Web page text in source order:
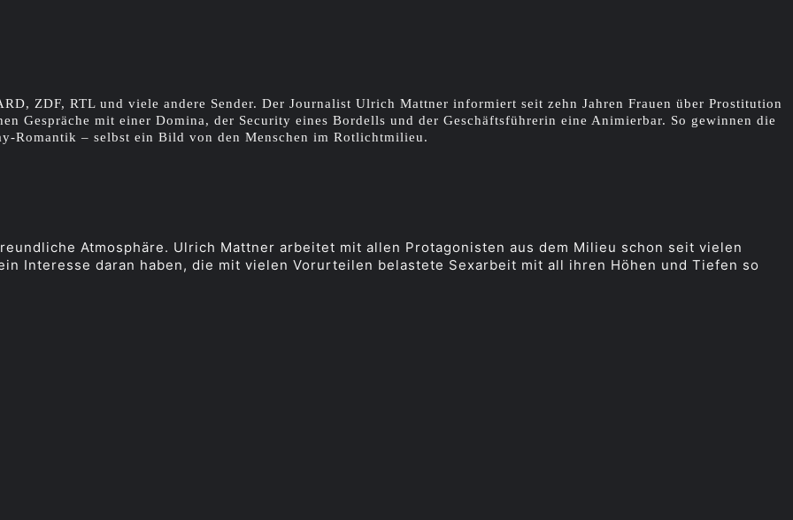
ZDF, RTL und viele andere Sender. Der Journalist Ulrich Mattner informiert seit zehn Jahren Frauen über Prostitution
Gespräche mit einer Domina, der Security eines Bordells und der Geschäftsführerin eine Animierbar. So gewinnen die
Romantik – selbst ein Bild von den Menschen im Rotlichtmilieu.
Atmosphäre. Ulrich Mattner arbeitet mit allen Protagonisten aus dem Milieu schon seit vielen
Interesse daran haben, die mit vielen Vorurteilen belastete Sexarbeit mit all ihren Höhen und Tiefen so